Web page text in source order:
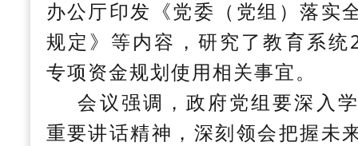
办公厅印发《党委（党组）落实
规定》等内容，研究了教育系
专项资金规划使用相关事宜。
会议强调，政府党组要深入
重要讲话精神，深刻领会把握未